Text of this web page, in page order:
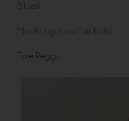
Bilder!
Macht´s gut und bis bald,
Eure Peggy